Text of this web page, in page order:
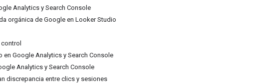
Analytics y Search Console
orgánica de Google en Looker Studio
en Google Analytics y Search Console
Analytics y Search Console
discrepancia entre clics y sesiones